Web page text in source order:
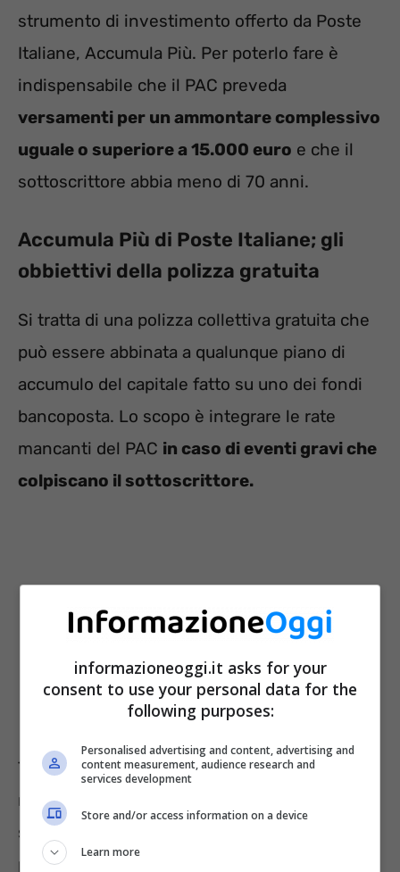
strumento di investimento offerto da Poste
Italiane, Accumula Più. Per poterlo fare è
indispensabile che il PAC preveda
versamenti per un ammontare complessivo
uguale o superiore a 15.000 euro e che il
sottoscrittore abbia meno di 70 anni.
Accumula Più di Poste Italiane; gli
obbiettivi della polizza gratuita
Si tratta di una polizza collettiva gratuita che
può essere abbinata a qualunque piano di
accumulo del capitale fatto su uno dei fondi
bancoposta. Lo scopo è integrare le rate
mancanti del PAC in caso di eventi gravi che
colpiscano il sottoscrittore.
Tra gli eventi imprevisti: infortunio grave,
morte, invalidità permanente, rendono lo
strumento un investimento assicurativo che
può essere attivato gratuitamente. In questo
informazioneoggi.it asks for your
consent to use your personal data for the
following purposes:
Personalised advertising and content, advertising and
content measurement, audience research and
services development
Store and/or access information on a device
Learn more